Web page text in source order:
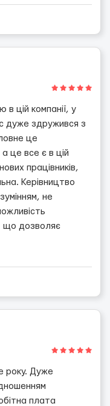
цій компанії, у
дуже здружився з
це
це все є в цій
працівників,
Керівництво
не
що дозволяє
року. Дуже
плата